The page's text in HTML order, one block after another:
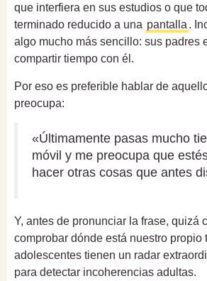
que interfiera en sus estudios o que
terminado reducido a una pantalla .
algo mucho más sencillo: sus padres
compartir tiempo con él.
Por eso es preferible hablar de
preocupa:
«Últimamente pasas mucho
móvil y me preocupa que
hacer otras cosas que antes
Y, antes de pronunciar la frase, quizá
comprobar dónde está nuestro propio
adolescentes tienen un radar
para detectar incoherencias adultas.